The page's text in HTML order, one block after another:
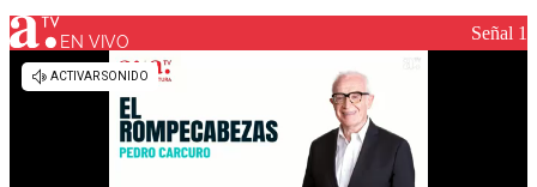
Los comentarios son moderados para garantizar un
diálogo respetuoso.
EN VIVO Señal 1